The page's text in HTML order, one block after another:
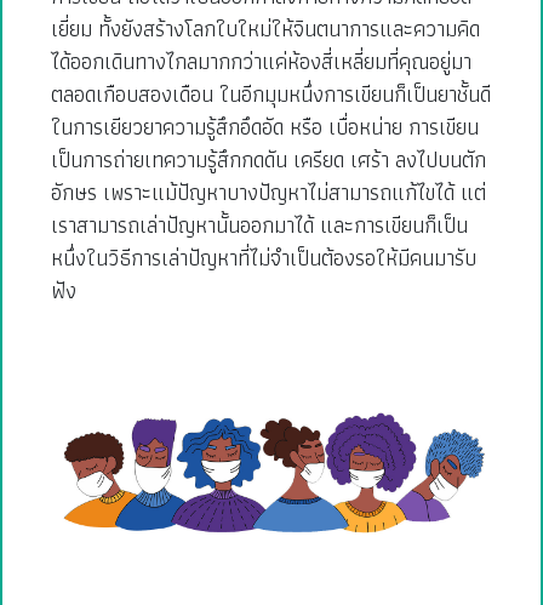
เยี่ยม ทั้งยังสร้างโลกใบใหม่ให้จินตนาการและความคิด
ได้ออกเดินทางไกลมากกว่าแค่ห้องสี่เหลี่ยมที่คุณอยู่มา
ตลอดเกือบสองเดือน ในอีกมุมหนึ่งการเขียนก็เป็นยาชั้นดี
ในการเยียวยาความรู้สึกอึดอัด หรือ เบื่อหน่าย การเขียน
เป็นการถ่ายเทความรู้สึกกดดัน เครียด เศร้า ลงไปบนตัก
อักษร เพราะแม้ปัญหาบางปัญหาไม่สามารถแก้ไขได้ แต่
เราสามารถเล่าปัญหานั้นออกมาได้ และการเขียนก็เป็น
หนึ่งในวิธีการเล่าปัญหาที่ไม่จำเป็นต้องรอให้มีคนมารับ
ฟัง